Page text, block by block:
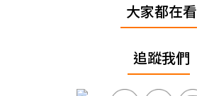
大家都在看
追蹤我們